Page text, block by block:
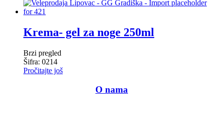
Krema- gel za noge 250ml
Brzi pregled
Šifra: 0214
Pročitajte još
O nama